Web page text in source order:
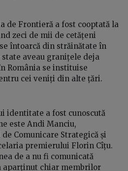
de Frontieră a fost cooptată la
zeci de mii de cetățeni
întoarcă din străinătate în
aveau granițele deja
România se instituise
cei veniți din alte țări.
identitate a fost cunoscută
este Andi Manciu,
Comunicare Strategică și
premierului Florin Cîțu.
de a nu fi comunicată
aparținut chiar membrilor